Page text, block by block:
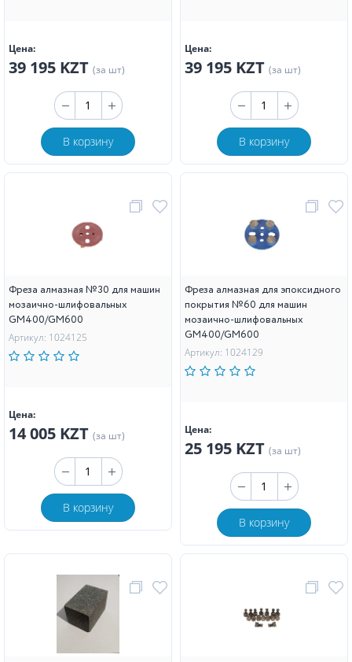
Цена:
39 195 KZT (за шт)
В корзину
Цена:
39 195 KZT (за шт)
В корзину
Фреза алмазная №30 для машин
мозаично-шлифовальных
GM400/GM600
Артикул: 1024125
Цена:
14 005 KZT (за шт)
В корзину
Фреза алмазная для эпоксидного
покрытия №60 для машин
мозаично-шлифовальных
GM400/GM600
Артикул: 1024129
Цена:
25 195 KZT (за шт)
В корзину